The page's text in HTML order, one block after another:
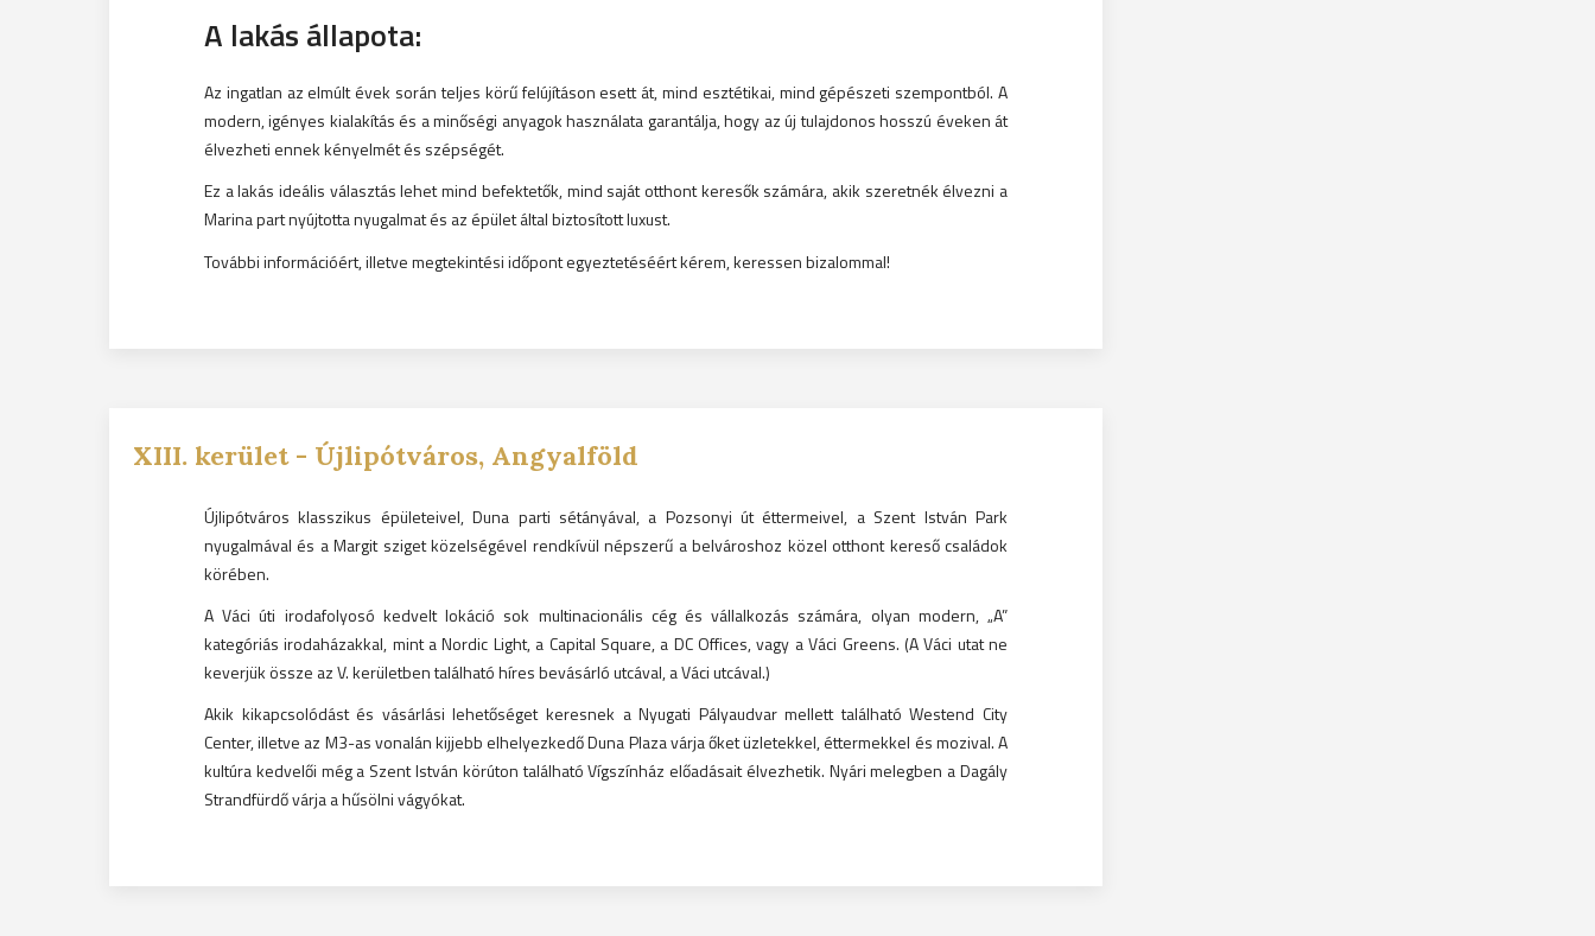
A lakás állapota:
Az ingatlan az elmúlt évek során teljes körű felújításon esett át, mind esztétikai, mind gépészeti szempontból. A
modern, igényes kialakítás és a minőségi anyagok használata garantálja, hogy az új tulajdonos hosszú éveken át
élvezheti ennek kényelmét és szépségét.
Ez a lakás ideális választás lehet mind befektetők, mind saját otthont keresők számára, akik szeretnék élvezni a
Marina part nyújtotta nyugalmat és az épület által biztosított luxust.
További információért, illetve megtekintési időpont egyeztetéséért kérem, keressen bizalommal!
XIII. kerület - Újlipótváros, Angyalföld
Újlipótváros klasszikus épületeivel, Duna parti sétányával, a Pozsonyi út éttermeivel, a Szent István Park
nyugalmával és a Margit sziget közelségével rendkívül népszerű a belvároshoz közel otthont kereső családok
körében.
A Váci úti irodafolyosó kedvelt lokáció sok multinacionális cég és vállalkozás számára, olyan modern, „A”
kategóriás irodaházakkal, mint a Nordic Light, a Capital Square, a DC Offices, vagy a Váci Greens. (A Váci utat ne
keverjük össze az V. kerületben található híres bevásárló utcával, a Váci utcával.)
Akik kikapcsolódást és vásárlási lehetőséget keresnek a Nyugati Pályaudvar mellett található Westend City
Center, illetve az M3-as vonalán kijjebb elhelyezkedő Duna Plaza várja őket üzletekkel, éttermekkel és mozival. A
kultúra kedvelői még a Szent István körúton található Vígszínház előadásait élvezhetik. Nyári melegben a Dagály
Strandfürdő várja a hűsölni vágyókat.